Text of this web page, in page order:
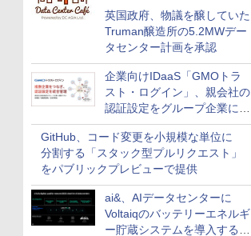
英国政府、物議を醸していた
Truman醸造所の5.2MWデー
タセンター計画を承認
企業向けIDaaS「GMOトラ
スト・ログイン」、親会社の
認証設定をグループ企業に展
開できる新機能を提供
GitHub、コード変更を小規模な単位に
分割する「スタック型プルリクエスト」
をパブリックプレビューで提供
ai&、AIデータセンターに
Voltaiqのバッテリーエネルギ
ー貯蔵システムを導入する計